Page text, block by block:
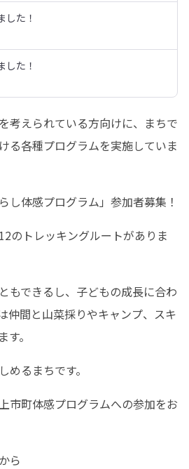
した！
した！
考えられている方向けに、まちで
る各種プログラムを実施していま
体感プログラム」参加者募集！
のトレッキングルートがありま
もできるし、子どもの成長に合わ
仲間と山菜採りやキャンプ、スキ
。
めるまちです。
市町体感プログラムへの参加をお